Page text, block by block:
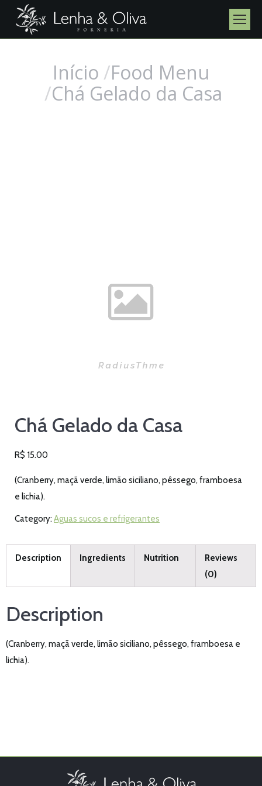
Você está aqui:Início Food Menu
Chá Gelado da Casa
Chá Gelado da Casa
R$ 15.00
(Cranberry, maçã verde, limão siciliano, pêssego, framboesa
e lichia).
Category: Aguas sucos e refrigerantes
Description Ingredients Nutrition
Reviews
(0)
Description
(Cranberry, maçã verde, limão siciliano, pêssego, framboesa e
lichia).